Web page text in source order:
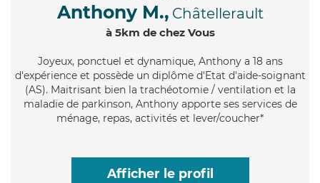
Anthony M., Châtellerault
à 5km de chez Vous
Joyeux, ponctuel et dynamique, Anthony a 18 ans
d'expérience et possède un diplôme d'Etat d'aide-soignant
(AS). Maitrisant bien la trachéotomie / ventilation et la
maladie de parkinson, Anthony apporte ses services de
ménage, repas, activités et lever/coucher*
Afficher le profil